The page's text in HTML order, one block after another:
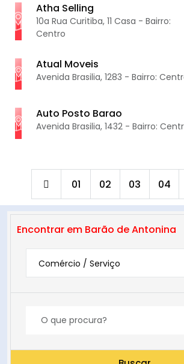
Atha Selling
10a Rua Curitiba, 11 Casa - Bairro:
Centro
Atual Moveis
Avenida Brasilia, 1283 - Bairro:
Auto Posto Barao
Avenida Brasilia, 1432 - Bairro:
01 02 03 04
Encontrar em Barão de Antonina
Comércio / Serviço